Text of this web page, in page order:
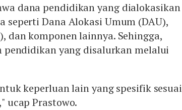
di daerah.
dana pendidikan yang dialokasikan
seperti Dana Alokasi Umum (DAU),
dan komponen lainnya. Sehingga,
pendidikan yang disalurkan melalui
keperluan lain yang spesifik sesuai
ucap Prastowo.